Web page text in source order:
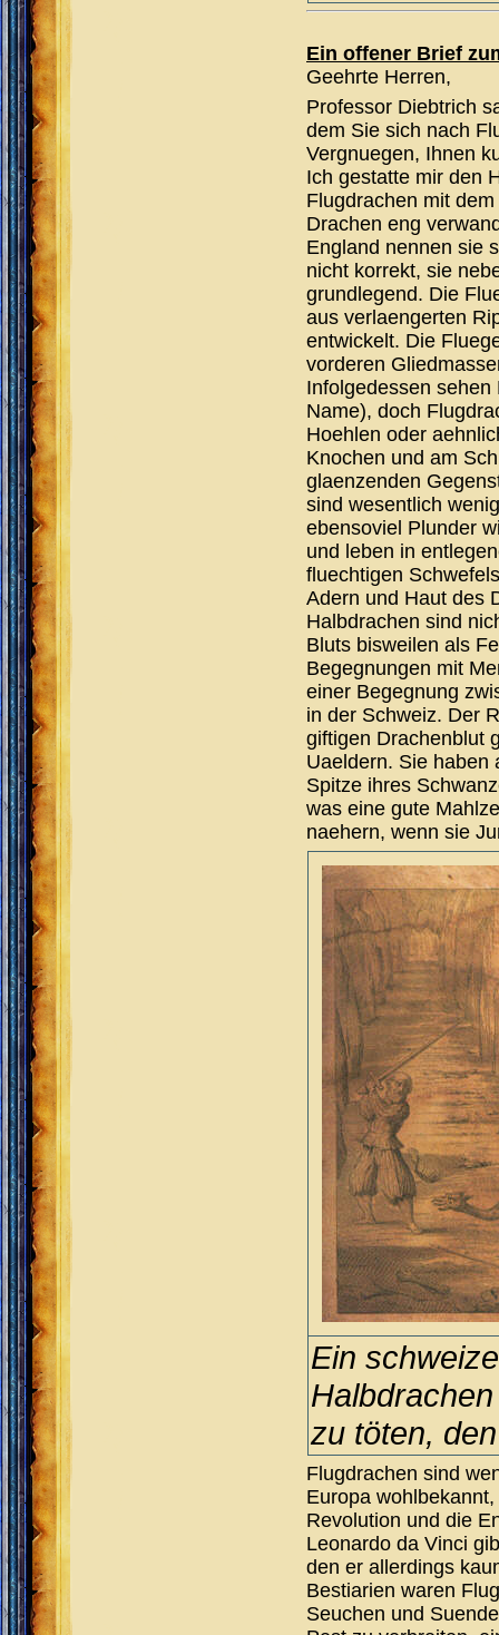
Ein offener Brief
Geehrte Herren,
Professor Diebtrich
dem Sie sich nach
Vergnuegen, Ihnen
Ich gestatte mir den
Flugdrachen mit
Drachen eng
England nennen sie
nicht korrekt, sie
grundlegend. Die
aus verlaengerten
entwickelt. Die
vorderen
Infolgedessen
Name), doch
Hoehlen oder
Knochen und am
glaenzenden
sind wesentlich
ebensoviel Plunder
und leben in
fluechtigen
Adern und Haut des
Halbdrachen sind
Bluts bisweilen als
Begegnungen mit
einer Begegnung
in der Schweiz. Der
giftigen Drachenblut
Uaeldern. Sie haben
Spitze ihres
was eine gute
naehern, wenn sie
Ein
Halbdrachen
zu töten,
Flugdrachen sind
Europa
Revolution und die
Leonardo da Vinci
den er allerdings
Bestiarien waren
Seuchen und